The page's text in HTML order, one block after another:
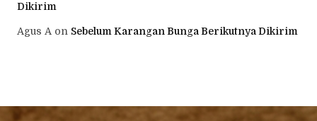
Dikirim
Agus A on Sebelum Karangan Bunga Berikutnya Dikirim